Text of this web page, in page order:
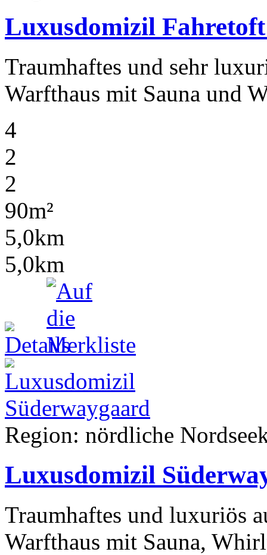
Luxusdomizil
Traumhaftes und sehr
Warfthaus mit Sauna und
4
2
2
90m²
5,0km
5,0km
Region: nördliche
Luxusdomizil
Traumhaftes und luxuriös
Warfthaus mit Sauna,